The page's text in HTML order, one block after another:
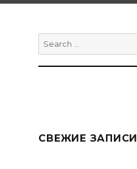
Search
for:
СВЕЖИЕ ЗАПИСИ